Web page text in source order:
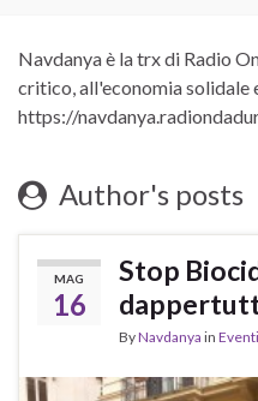
Navdanya è la trx di Radio
critico, all'economia solidale
https://
Author's posts
MAG
16
Stop
ByNavdanya in